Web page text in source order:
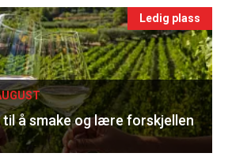
Ledig plass
å smake og lære forskjellen